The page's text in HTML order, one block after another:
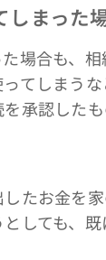
しまった
場合も、
てしまう
承認した
たお金を
しても、